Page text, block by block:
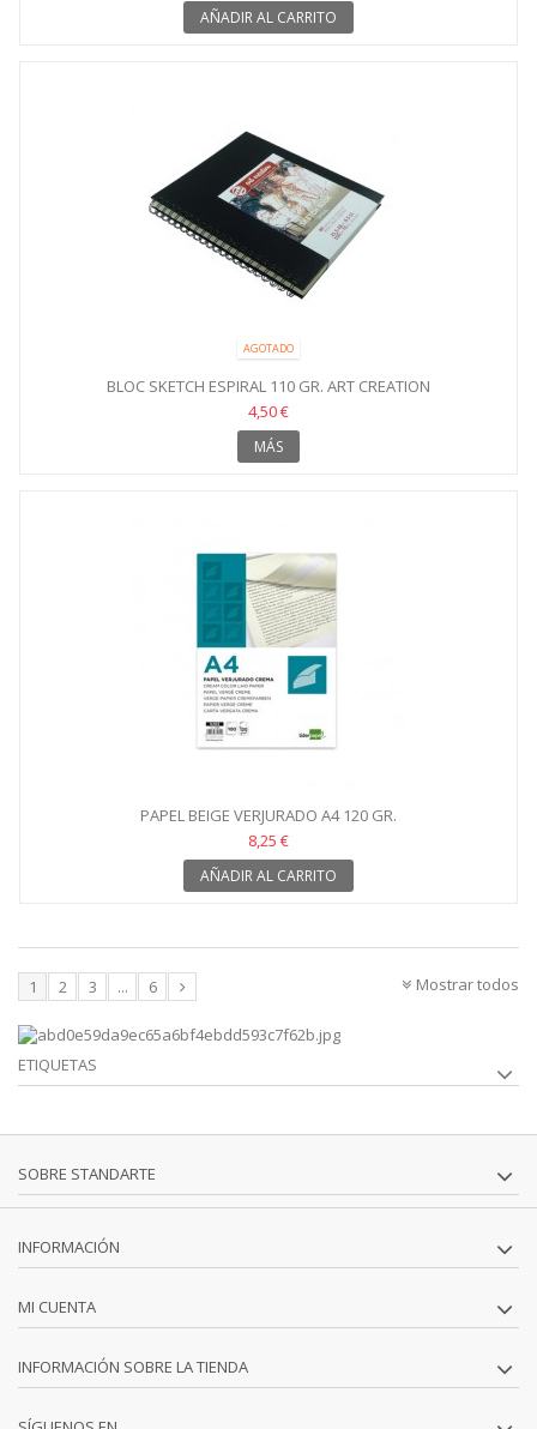
AÑADIR AL CARRITO
AGOTADO
BLOC SKETCH ESPIRAL 110 GR. ART CREATION
4,50 €
MÁS
PAPEL BEIGE VERJURADO A4 120 GR.
8,25 €
AÑADIR AL CARRITO
Mostrar todos
1 2 3 ... 6
ETIQUETAS
SOBRE STANDARTE
INFORMACIÓN
MI CUENTA
INFORMACIÓN SOBRE LA TIENDA